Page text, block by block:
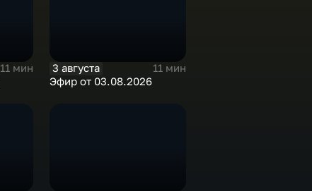
11 мин
3 августа
11 мин
Эфир от 03.08.2026